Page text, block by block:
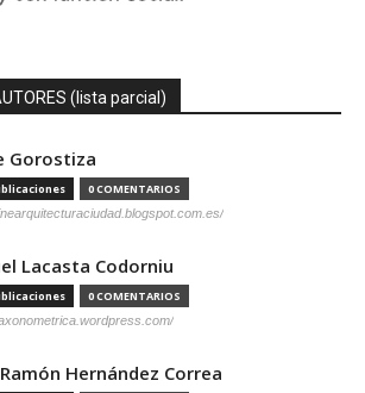
(lista parcial)
Gorostiza
0 COMENTARIOS
Lacasta Codorniu
0 COMENTARIOS
Hernández Correa